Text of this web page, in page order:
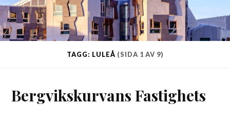
TAGG: LULEÅ (SIDA 1 AV 9)
Bergvikskurvans Fastighets